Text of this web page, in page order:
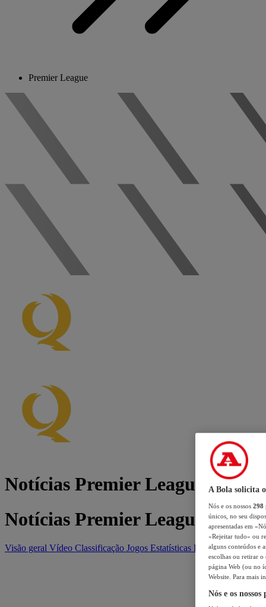
Premier League
Notícias Premier League
Notícias Premier League
Visão geral Vídeo Classificação Jogos Estatísticas Equipas
A Bola solicita
Nós e os nossos 298
únicos, no seu
apresentadas em
«Rejeitar tudo» ou
alguns conteúdos e
escolhas ou retirar
página Web (ou no
Website. Para mais
Nós e os